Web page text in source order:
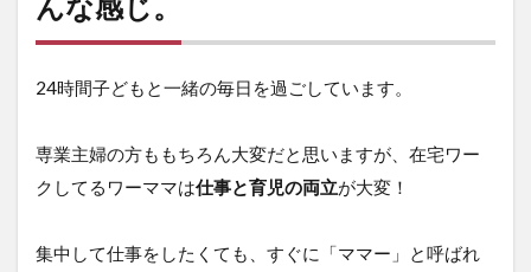
4.2
時休
ワー
ママ
の割
り②
昼食
24時間子どもと一緒の毎日を過ごしています。
専業主婦の方ももちろん大変だと思いますが、在宅ワー
クしてるワーママは仕事と育児の両立が大変！
集中して仕事をしたくても、すぐに「ママー」と呼ばれ